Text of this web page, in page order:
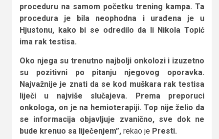
proceduru na samom početku trening kampa. Ta
procedura je bila neophodna i urađena je u
Hjustonu, kako bi se odredilo da li Nikola Topić
ima rak testisa.
Oko njega su trenutno najbolji onkolozi i izuzetno
su pozitivni po pitanju njegovog oporavka.
Najvažnije je znati da se kod muškara rak testisa
liječi u najviše slučajeva. Prema preporuci
onkologa, on je na hemioterapiji. Top nije želio da
se informacija objavljuje zvanično, sve dok ne
bude krenuo sa liječenjem”, rekao je Presti.